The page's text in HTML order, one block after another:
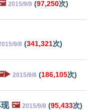
2015/9/9 (97,250次)
9/8 (341,321次)
2015/9/8 (186,105次)
🖼️ 2015/9/8 (95,433次)